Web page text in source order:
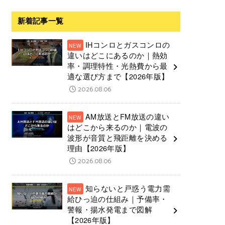
新着記事一覧
IHコンロとガスコンロの
違いはどこにあるのか｜熱効
率・調理特性・光熱費から最
適な選び方まで【2026年版】
2026.08.06
AM放送とFM放送の違い
はどこから来るのか｜電波の
波形が音質と飛距離を決める
理由【2026年版】
2026.08.06
知らないと戸惑う電力需
給ひっ迫の仕組み｜予備率・
警報・揚水発電まで図解
【2026年版】